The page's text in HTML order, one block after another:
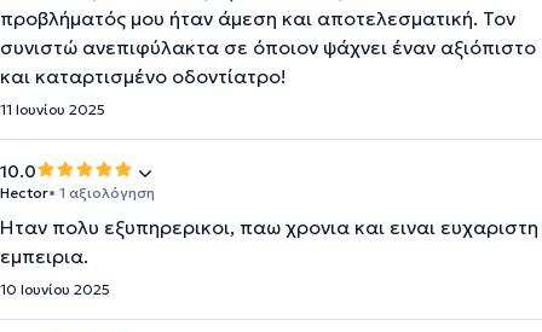
προβλήματός μου ήταν άμεση και αποτελεσματική. Τον
συνιστώ ανεπιφύλακτα σε όποιον ψάχνει έναν αξιόπιστο
και καταρτισμένο οδοντίατρο!
11 Ιουνίου 2025
10.0
Hector• 1 αξιολόγηση
Ηταν πολυ εξυπηρερικοι, παω χρονια και ειναι ευχαριστη
εμπειρια.
10 Ιουνίου 2025